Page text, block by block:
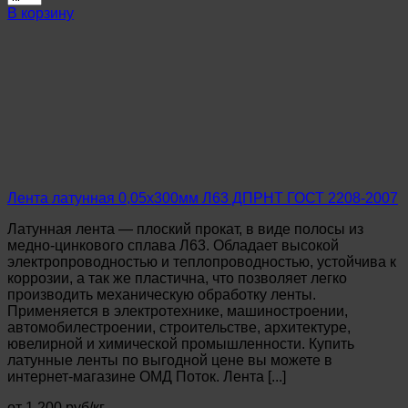
Лента
латунная
В корзину
Лента латунная 0,05х300мм Л63 ДПРНТ ГОСТ 2208-2007
Латунная лента — плоский прокат, в виде полосы из
медно-цинкового сплава Л63. Обладает высокой
электропроводностью и теплопроводностью, устойчива к
коррозии, а так же пластична, что позволяет легко
производить механическую обработку ленты.
Применяется в электротехнике, машиностроении,
автомобилестроении, строительстве, архитектуре,
ювелирной и химической промышленности. Купить
латунные ленты по выгодной цене вы можете в
интернет-магазине ОМД Поток. Лента [...]